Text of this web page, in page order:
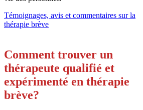
Témoignages, avis et commentaires sur la
thérapie brève
Comment trouver un
thérapeute qualifié et
expérimenté en thérapie
brève?